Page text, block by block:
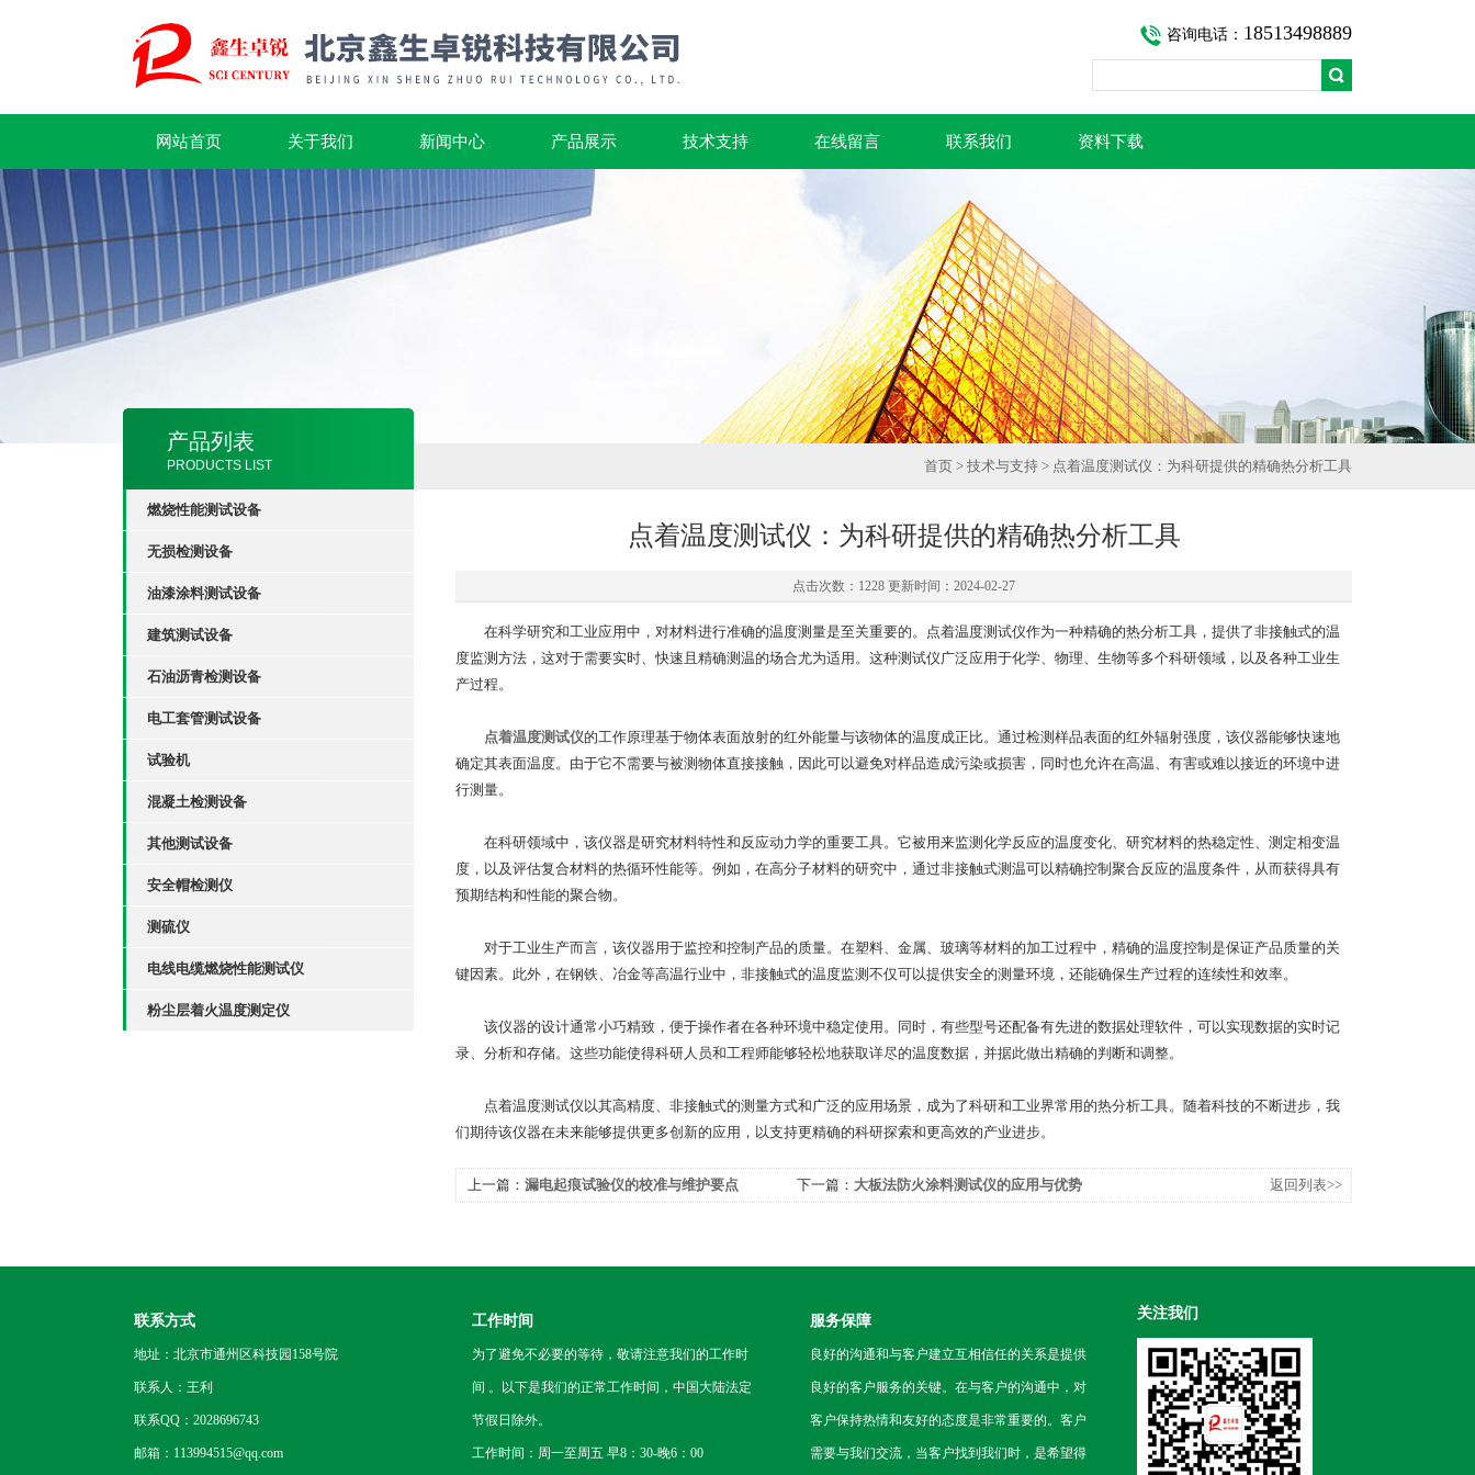
咨询电话： 18513498889
网站首页 关于我们 新闻中心 产品展示 技术支持 在线留言 联系我们 资料下载
产品列表
PRODUCTS LIST
燃烧性能测试设备
无损检测设备
油漆涂料测试设备
建筑测试设备
石油沥青检测设备
电工套管测试设备
试验机
混凝土检测设备
其他测试设备
安全帽检测仪
测硫仪
电线电缆燃烧性能测试仪
粉尘层着火温度测定仪
首页 > 技术与支持 > 点着温度测试仪：为科研提供的精确热分析工具
点着温度测试仪：为科研提供的精确热分析工具
点击次数：1228 更新时间：2024-02-27
在科学研究和工业应用中，对材料进行准确的温度测量是至关重要的。点着温度测试仪作为一种精确的热分析工具，提供了非接触式的温
度监测方法，这对于需要实时、快速且精确测温的场合尤为适用。这种测试仪广泛应用于化学、物理、生物等多个科研领域，以及各种工业生
产过程。
点着温度测试仪的工作原理基于物体表面放射的红外能量与该物体的温度成正比。通过检测样品表面的红外辐射强度，该仪器能够快速地
确定其表面温度。由于它不需要与被测物体直接接触，因此可以避免对样品造成污染或损害，同时也允许在高温、有害或难以接近的环境中进
行测量。
在科研领域中，该仪器是研究材料特性和反应动力学的重要工具。它被用来监测化学反应的温度变化、研究材料的热稳定性、测定相变温
度，以及评估复合材料的热循环性能等。例如，在高分子材料的研究中，通过非接触式测温可以精确控制聚合反应的温度条件，从而获得具有
预期结构和性能的聚合物。
对于工业生产而言，该仪器用于监控和控制产品的质量。在塑料、金属、玻璃等材料的加工过程中，精确的温度控制是保证产品质量的关
键因素。此外，在钢铁、冶金等高温行业中，非接触式的温度监测不仅可以提供安全的测量环境，还能确保生产过程的连续性和效率。
该仪器的设计通常小巧精致，便于操作者在各种环境中稳定使用。同时，有些型号还配备有先进的数据处理软件，可以实现数据的实时记
录、分析和存储。这些功能使得科研人员和工程师能够轻松地获取详尽的温度数据，并据此做出精确的判断和调整。
点着温度测试仪以其高精度、非接触式的测量方式和广泛的应用场景，成为了科研和工业界常用的热分析工具。随着科技的不断进步，我
们期待该仪器在未来能够提供更多创新的应用，以支持更精确的科研探索和更高效的产业进步。
上一篇： 漏电起痕试验仪的校准与维护要点 下一篇： 大板法防火涂料测试仪的应用与优势 返回列表>>
联系方式
地址：北京市通州区科技园158号院
联系人：王利
联系QQ：2028696743
邮箱：113994515@qq.com
工作时间
为了避免不必要的等待，敬请注意我们的工作时
间 。以下是我们的正常工作时间，中国大陆法定
节假日除外。
工作时间：周一至周五 早8：30-晚6：00
服务保障
良好的沟通和与客户建立互相信任的关系是提供
良好的客户服务的关键。在与客户的沟通中，对
客户保持热情和友好的态度是非常重要的。客户
需要与我们交流，当客户找到我们时，是希望得
关注我们